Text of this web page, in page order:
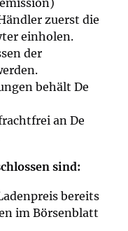
zuerst die
einholen.
der
behält De
an De
sind:
bereits
im Börsenblatt